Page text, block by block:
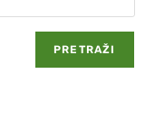
PRETRAŽI